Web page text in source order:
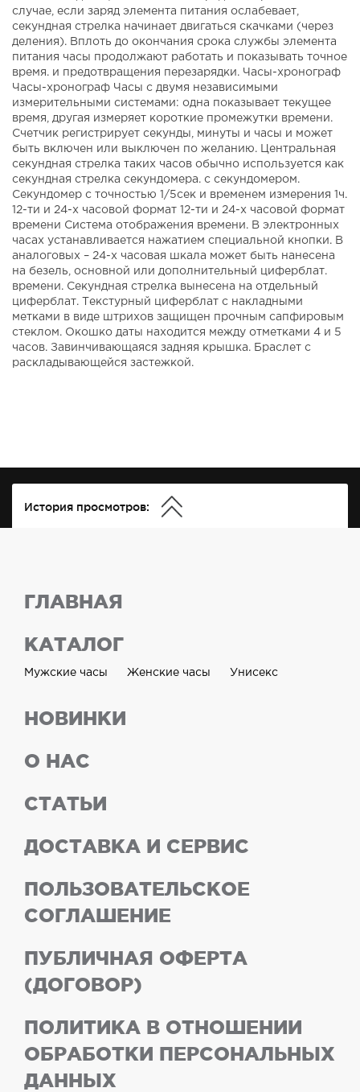
случае, если заряд элемента питания ослабевает,
секундная стрелка начинает двигаться скачками (через
деления). Вплоть до окончания срока службы элемента
питания часы продолжают работать и показывать точное
время. и предотвращения перезарядки. Часы-хронограф
Часы-хронограф Часы с двумя независимыми
измерительными системами: одна показывает текущее
время, другая измеряет короткие промежутки времени.
Счетчик регистрирует секунды, минуты и часы и может
быть включен или выключен по желанию. Центральная
секундная стрелка таких часов обычно используется как
секундная стрелка секундомера. с секундомером.
Секундомер с точностью 1/5сек и временем измерения 1ч.
12-ти и 24-х часовой формат 12-ти и 24-х часовой формат
времени Система отображения времени. В электронных
часах устанавливается нажатием специальной кнопки. В
аналоговых – 24-х часовая шкала может быть нанесена
на безель, основной или дополнительный циферблат.
времени. Секундная стрелка вынесена на отдельный
циферблат. Текстурный циферблат с накладными
метками в виде штрихов защищен прочным сапфировым
стеклом. Окошко даты находится между отметками 4 и 5
часов. Завинчивающаяся задняя крышка. Браслет с
раскладывающейся застежкой.
История просмотров:
ГЛАВНАЯ
КАТАЛОГ
Мужские часы Женские часы Унисекс
НОВИНКИ
О НАС
СТАТЬИ
ДОСТАВКА И СЕРВИС
ПОЛЬЗОВАТЕЛЬСКОЕ
СОГЛАШЕНИЕ
ПУБЛИЧНАЯ ОФЕРТА
(ДОГОВОР)
ПОЛИТИКА В ОТНОШЕНИИ
ОБРАБОТКИ ПЕРСОНАЛЬНЫХ
ДАННЫХ